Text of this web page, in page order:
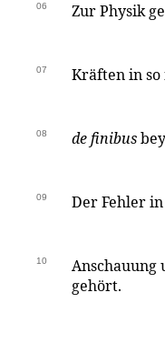
06 Zur Physik
07 Kräften in
08 de finibus
09 Der Fehler
10
Anschauung
gehört.